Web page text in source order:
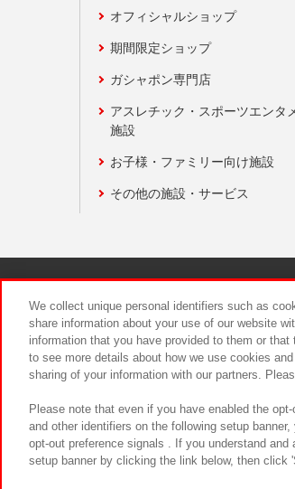
オフィシャルショップ
期間限定ショップ
ガシャポン専門店
アスレチック・スポーツエンタ
施設
お子様・ファミリー向け施設
その他の施設・サービス
We collect unique personal identifiers such as
share information about your use of our website
information that you have provided to them or
to see more details about how we use cookies
sharing of your information with our partners.
Please note that even if you have enabled the
and other identifiers on the following setup
opt-out preference signals . If you understand
setup banner by clicking the link below, then click